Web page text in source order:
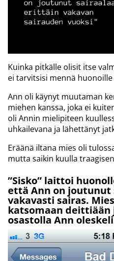
Kuinka pitkälle olisit itse
ei tarvitsisi mennä
Ann oli käynyt muutaman
miehen kanssa, joka ei
oli Annin mielipiteen
uhkailevana ja lähettänyt
Eräänä iltana mies oli
mutta saikin kuulla
”Sisko” laittoi
että Ann on joutunut
vakavasti sairas.
katsomaan deittiään
osastolla Ann